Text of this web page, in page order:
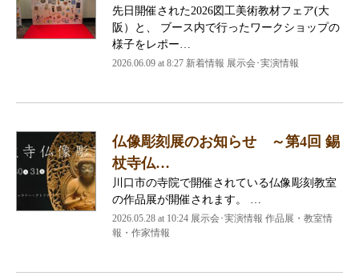
先日開催された2026図工美術教材フェア(大
阪）と、 ブース内で行ったワークショップの
様子をレポー…
2026.06.09 at 8:27 新着情報 展示会･実演情報
仏像彫刻展のお知らせ ～第4回 錫
杖寺仏…
川口市の寺院で開催されている仏像彫刻教室
の作品展が開催されます。 …
2026.05.28 at 10:24 展示会･実演情報 作品展・教室情
報・作家情報